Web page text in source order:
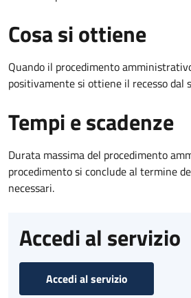
Cosa si ottiene
Quando il procedimento
positivamente si ottiene il recesso dal
Tempi e scadenze
Durata massima del procedimento
procedimento si conclude al termine
necessari.
Accedi al servizio
Accedi al servizio